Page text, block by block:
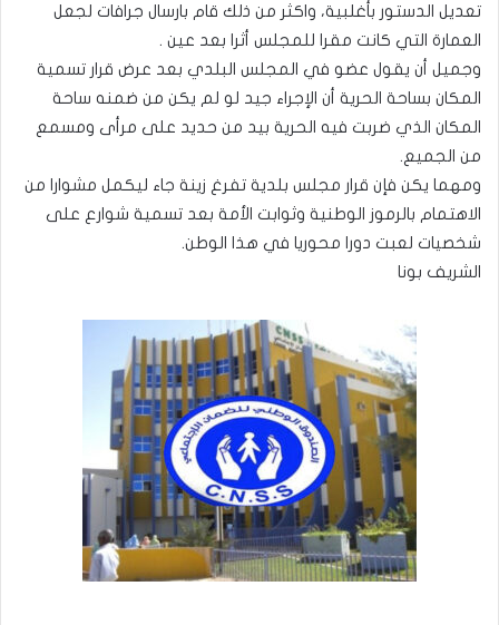
تعديل الدستور بأغلبية، واكثر من ذلك قام بارسال جرافات لجعل
العمارة التي كانت مقرا للمجلس أثرا بعد عين .
وجميل أن يقول عضو في المجلس البلدي بعد عرض قرار تسمية
المكان بساحة الحرية أن الإجراء جيد لو لم يكن من ضمنه ساحة
المكان الذي ضربت فيه الحرية بيد من حديد على مرأى ومسمع
من الجميع.
ومهما يكن فإن قرار مجلس بلدية تفرغ زينة جاء ليكمل مشوارا من
الاهتمام بالرموز الوطنية وثوابت الأمة بعد تسمية شوارع على
شخصيات لعبت دورا محوريا في هذا الوطن.
الشريف بونا